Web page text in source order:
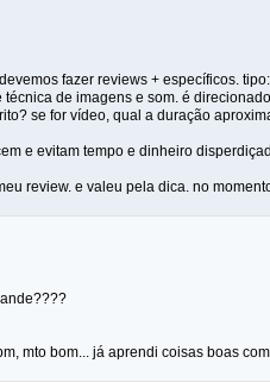
fazer reviews + específicos.
de imagens e som. é
se for vídeo, qual a duração
e evitam tempo e dinheiro
review. e valeu pela dica. no
mto bom... já aprendi coisas boas